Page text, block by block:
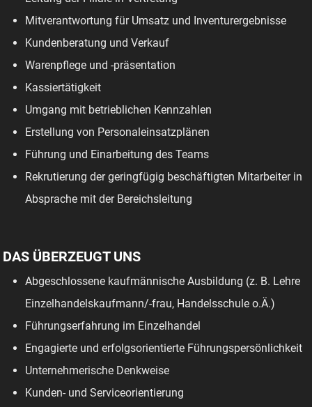
Mitverantwortung für Umsatz und Inventurergebnisse
Kundenberatung und Verkauf
Warenpflege und -präsentation
Kassiertätigkeit
Umgang mit betrieblichen Kennzahlen
Erstellung von Personaleinsatzplänen
Führung und Einarbeitung des Teams
Rekrutierung der geringfügig beschäftigten Mitarbeiter in
Absprache mit der Bereichsleitung
DAS ÜBERZEUGT UNS
Abgeschlossene kaufmännische Ausbildung (z. B. Lehre
Einzelhandelskaufmann/-frau, Handelsschule o.Ä.)
Führungserfahrung im Einzelhandel
Engagierte und erfolgsorientierte Führungspersönlichkeit
Unternehmerische Denkweise
Kunden- und Serviceorientierung